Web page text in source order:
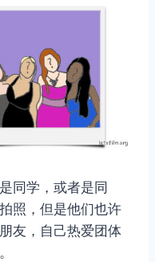
同学，或者是同
照，但是他们也许
友，自己热爱团体